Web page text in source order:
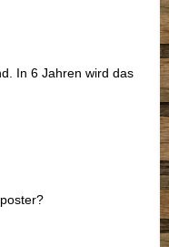
In 6 Jahren wird das